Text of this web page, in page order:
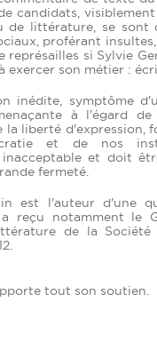
candidats,
de littérature, se sont
proférant
représailles si Sylvie
exercer son métier :
inédite, symptôme
à l'égard
la liberté d'expression,
et de nos
et doit
fermeté.
est l'auteur d'une
a reçu notamment le
de la Société
tout son soutien.